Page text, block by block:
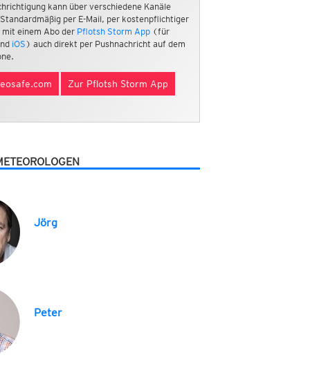
kann über verschiedene Kanäle
per E-Mail, per kostenpflichtiger
mit einem Abo der Pflotsh Storm App(für
iOS ) auch direkt per Pushnachricht auf dem
Zur Pflotsh Storm App
Jörg
Peter